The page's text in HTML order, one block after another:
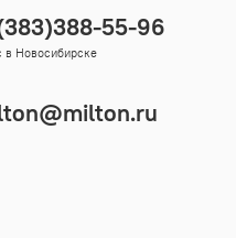
55-96
Новосибирске